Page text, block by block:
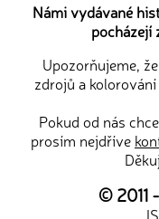
Námi vydávané
pocházejí
Upozorňujeme,
zdrojů a
Pokud od nás
prosím nejdříve
© 2011